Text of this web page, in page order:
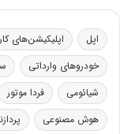
اپل اپلیکیشن‌های
خودروهای وارداتی
شیائومی
فردا موتور
هوش مصنوعی